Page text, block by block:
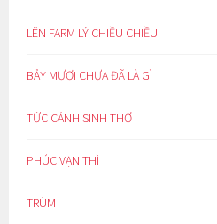
LÊN FARM LÝ CHIỀU CHIỀU
BẢY MƯƠI CHƯA ĐÃ LÀ GÌ
TỨC CẢNH SINH THƠ
PHÚC VẠN THÌ
TRÙM